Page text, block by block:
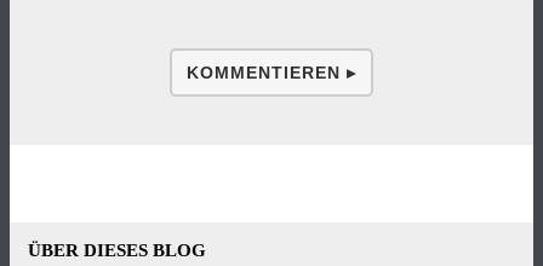
KOMMENTIEREN ▸
ÜBER DIESES BLOG